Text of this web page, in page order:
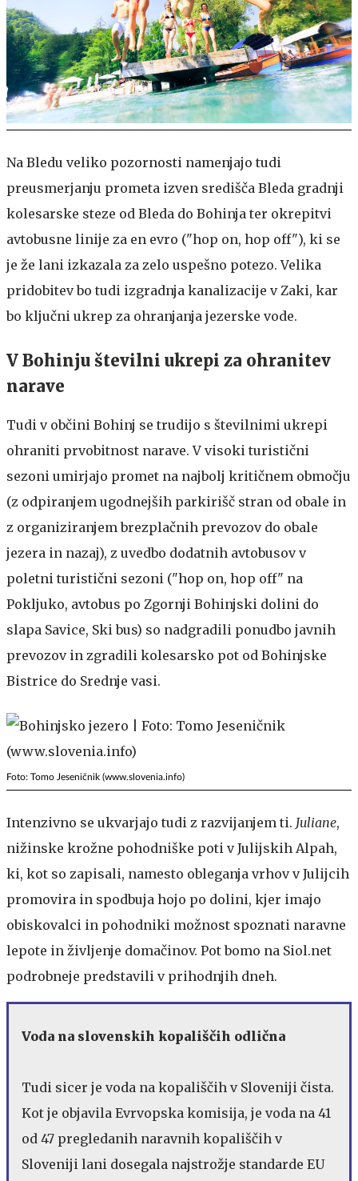
Na Bledu veliko pozornosti namenjajo tudi
preusmerjanju prometa izven središča Bleda gradnji
kolesarske steze od Bleda do Bohinja ter okrepitvi
avtobusne linije za en evro ("hop on, hop off"), ki se
je že lani izkazala za zelo uspešno potezo. Velika
pridobitev bo tudi izgradnja kanalizacije v Zaki, kar
bo ključni ukrep za ohranjanja jezerske vode.
V Bohinju številni ukrepi za ohranitev
narave
Tudi v občini Bohinj se trudijo s številnimi ukrepi
ohraniti prvobitnost narave. V visoki turistični
sezoni umirjajo promet na najbolj kritičnem območju
(z odpiranjem ugodnejših parkirišč stran od obale in
z organiziranjem brezplačnih prevozov do obale
jezera in nazaj), z uvedbo dodatnih avtobusov v
poletni turistični sezoni ("hop on, hop off" na
Pokljuko, avtobus po Zgornji Bohinjski dolini do
slapa Savice, Ski bus) so nadgradili ponudbo javnih
prevozov in zgradili kolesarsko pot od Bohinjske
Bistrice do Srednje vasi.
Foto: Tomo Jeseničnik (www.slovenia.info)
Intenzivno se ukvarjajo tudi z razvijanjem ti. Juliane,
nižinske krožne pohodniške poti v Julijskih Alpah,
ki, kot so zapisali, namesto obleganja vrhov v Julijcih
promovira in spodbuja hojo po dolini, kjer imajo
obiskovalci in pohodniki možnost spoznati naravne
lepote in življenje domačinov. Pot bomo na Siol.net
podrobneje predstavili v prihodnjih dneh.
Voda na slovenskih kopališčih odlična
Tudi sicer je voda na kopališčih v Sloveniji čista.
Kot je objavila Evrvopska komisija, je voda na 41
od 47 pregledanih naravnih kopališčih v
Sloveniji lani dosegala najstrožje standarde EU